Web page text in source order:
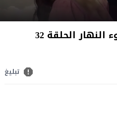
الحلقة 32
تبليغ